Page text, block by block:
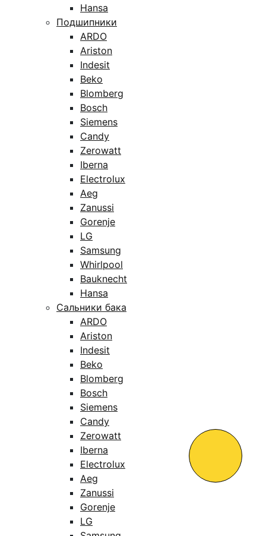
Hansa
Подшипники
ARDO
Ariston
Indesit
Beko
Blomberg
Bosch
Siemens
Candy
Zerowatt
Iberna
Electrolux
Aeg
Zanussi
Gorenje
LG
Samsung
Whirlpool
Bauknecht
Hansa
Сальники бака
ARDO
Ariston
Indesit
Beko
Blomberg
Bosch
Siemens
Candy
Zerowatt
Iberna
Electrolux
Aeg
Zanussi
Gorenje
LG